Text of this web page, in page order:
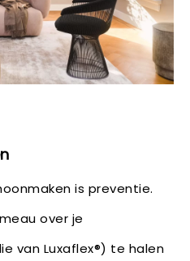
is preventie.
over je
van Luxaflex®) te halen